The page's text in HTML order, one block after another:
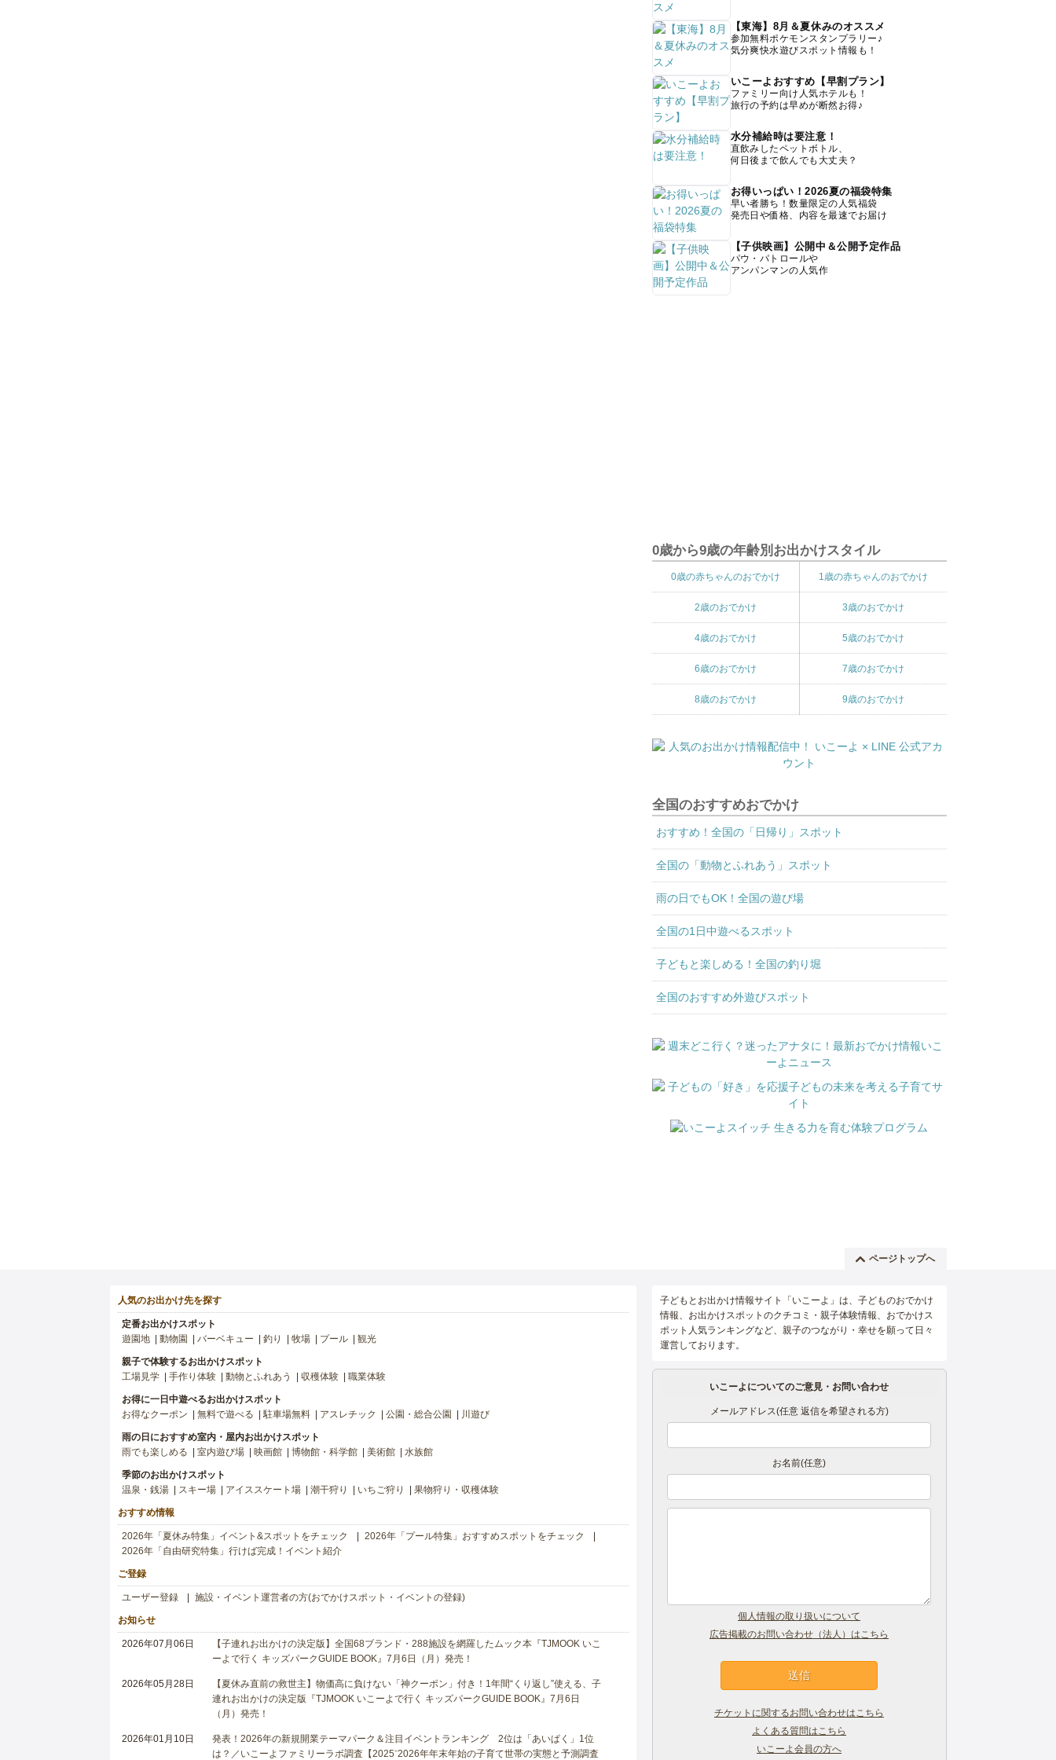
【東海】8月＆夏休みのオススメ
参加無料ポケモンスタンプラリー♪
気分爽快水遊びスポット情報も！
いこーよおすすめ【早割プラン】
ファミリー向け人気ホテルも！
旅行の予約は早めが断然お得♪
水分補給時は要注意！
直飲みしたペットボトル、
何日後まで飲んでも大丈夫？
お得いっぱい！2026夏の福袋特集
早い者勝ち！数量限定の人気福袋
発売日や価格、内容を最速でお届け
【子供映画】公開中＆公開予定作品
パウ・パトロールや
アンパンマンの人気作
0歳から9歳の年齢別お出かけスタイル
0歳の赤ちゃんのおでかけ 1歳の赤ちゃんのおでかけ
2歳のおでかけ 3歳のおでかけ
4歳のおでかけ 5歳のおでかけ
6歳のおでかけ 7歳のおでかけ
8歳のおでかけ 9歳のおでかけ
全国のおすすめおでかけ
おすすめ！全国の「日帰り」スポット
全国の「動物とふれあう」スポット
雨の日でもOK！全国の遊び場
全国の1日中遊べるスポット
子どもと楽しめる！全国の釣り堀
全国のおすすめ外遊びスポット
ページトップへ
人気のお出かけ先を探す
定番お出かけスポット
遊園地
動物園 バーベキュー 釣り 牧場 プール 観光
親子で体験するお出かけスポット
工場見学
手作り体験 動物とふれあう 収穫体験 職業体験
お得に一日中遊べるお出かけスポット
お得なクーポン
無料で遊べる 駐車場無料 アスレチック 公園・総合公園 川遊び
雨の日におすすめ室内・屋内お出かけスポット
雨でも楽しめる
室内遊び場 映画館 博物館・科学館 美術館 水族館
季節のお出かけスポット
温泉・銭湯
スキー場 アイススケート場 潮干狩り いちご狩り 果物狩り・収穫体験
おすすめ情報
2026年「夏休み特集」イベント&スポットをチェック
2026年「プール特集」おすすめスポットをチェック
2026年「自由研究特集」行けば完成！イベント紹介
ご登録
ユーザー登録 施設・イベント運営者の方(おでかけスポット・イベントの登録)
お知らせ
2026年07月06日
【子連れお出かけの決定版】全国68ブランド・288施設を網羅したムック本『TJMOOK いこ
ーよで行く キッズパークGUIDE BOOK』7月6日（月）発売！
2026年05月28日
【夏休み直前の救世主】物価高に負けない「神クーポン」付き！1年間“くり返し”使える、子
連れお出かけの決定版『TJMOOK いこーよで行く キッズパークGUIDE BOOK』7月6日
（月）発売！
2026年01月10日
発表！2026年の新規開業テーマパーク＆注目イベントランキング 2位は「あいぱく」1位
は？／いこーよファミリーラボ調査【2025⁻2026年年末年始の子育て世帯の実態と予測調査
子どもとお出かけ情報サイト「いこーよ」は、子どものおでかけ
情報、お出かけスポットのクチコミ・親子体験情報、おでかけス
ポット人気ランキングなど、親子のつながり・幸せを願って日々
運営しております。
いこーよについてのご意見・お問い合わせ
メールアドレス(任意 返信を希望される方)
お名前(任意)
個人情報の取り扱いについて
広告掲載のお問い合わせ（法人）はこちら
チケットに関するお問い合わせはこちら
よくある質問はこちら
いこーよ会員の方へ